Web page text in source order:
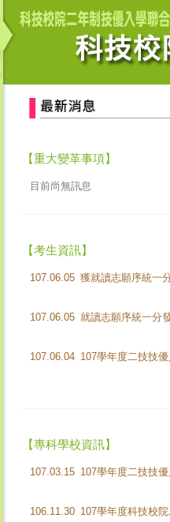
【重大變革事項】
目前尚無訊息
【考生資訊】
107.06.05
107.06.05 就讀志願序統一分
107.06.04
【專科學校資訊】
107.03.15
106.11.30